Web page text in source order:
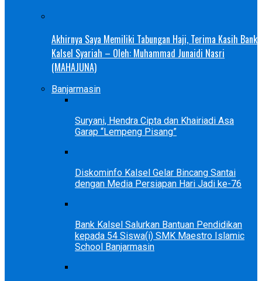
Akhirnya Saya Memiliki Tabungan Haji, Terima Kasih Bank
Kalsel Syariah – Oleh: Muhammad Junaidi Nasri
(MAHAJUNA)
Banjarmasin
Suryani, Hendra Cipta dan Khairiadi Asa
Garap “Lempeng Pisang”
Diskominfo Kalsel Gelar Bincang Santai
dengan Media Persiapan Hari Jadi ke-76
Bank Kalsel Salurkan Bantuan Pendidikan
kepada 54 Siswa(i) SMK Maestro Islamic
School Banjarmasin